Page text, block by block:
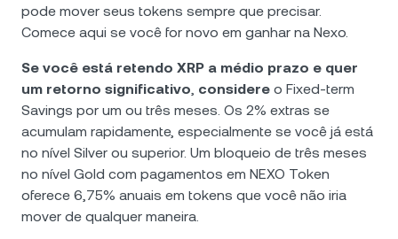
pode mover seus tokens sempre que precisar.
Comece aqui se você for novo em ganhar na Nexo.
Se você está retendo XRP a médio prazo e quer
um retorno significativo, considere o Fixed-term
Savings por um ou três meses. Os 2% extras se
acumulam rapidamente, especialmente se você já está
no nível Silver ou superior. Um bloqueio de três meses
no nível Gold com pagamentos em NEXO Token
oferece 6,75% anuais em tokens que você não iria
mover de qualquer maneira.